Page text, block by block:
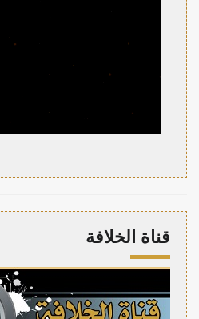
قناة الخلافة